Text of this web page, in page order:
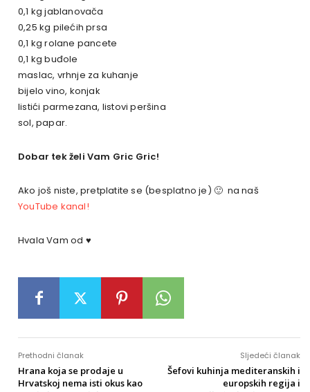
0,1 kg jablanovača
0,25 kg pilećih prsa
0,1 kg rolane pancete
0,1 kg buđole
maslac, vrhnje za kuhanje
bijelo vino, konjak
listići parmezana, listovi peršina
sol, papar.
Dobar tek želi Vam Gric Gric!
Ako još niste, pretplatite se (besplatno je) 🙂 na naš
YouTube kanal!
Hvala Vam od ♥
Prethodni članak
Hrana koja se prodaje u
Hrvatskoj nema isti okus kao
Sljedeći članak
Šefovi kuhinja mediteranskih i
europskih regija i